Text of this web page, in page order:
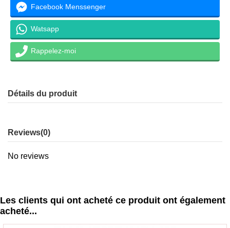
Facebook Menssenger
Watsapp
Rappelez-moi
Détails du produit
Reviews(0)
No reviews
Les clients qui ont acheté ce produit ont également
acheté...